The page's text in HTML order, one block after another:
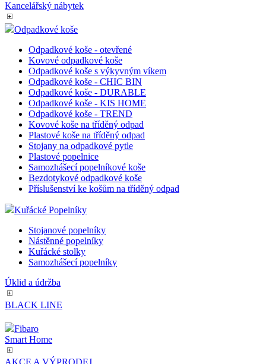
Bariéry - zábrany
Pro Veřejné prostory
Skříňky pro hasiče a záchranné složky
Skříňky na klíče
Kancelářské vozíky
Kancelářský nábytek
Odpadkové koše
Odpadkové koše - otevřené
Kovové odpadkové koše
Odpadkové koše s výkyvným víkem
Odpadkové koše - CHIC BIN
Odpadkové koše - DURABLE
Odpadkové koše - KIS HOME
Odpadkové koše - TREND
Kovové koše na tříděný odpad
Plastové koše na tříděný odpad
Stojany na odpadkové pytle
Plastové popelnice
Samozhášecí popelníkové koše
Bezdotykové odpadkové koše
Příslušenství ke košům na tříděný odpad
Stojanové popelníky
Kuřácké stolky
Samozhášecí popelníky